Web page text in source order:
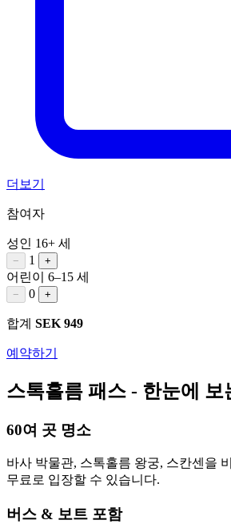
더보기
참여자
성인 16+ 세
− 1 +
어린이 6–15 세
− 0 +
합계 SEK 949
예약하기
스톡홀름 패스 - 한눈에 보
60여 곳 명소
바사 박물관, 스톡홀름 왕궁, 스칸센을
무료로 입장할 수 있습니다.
버스 & 보트 포함